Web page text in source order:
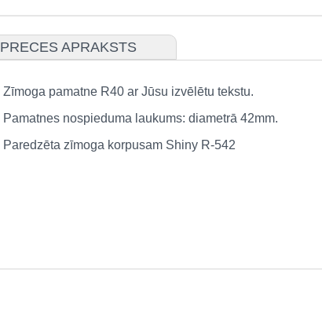
PRECES APRAKSTS
Zīmoga pamatne R40 ar Jūsu izvēlētu tekstu.
Pamatnes nospieduma laukums: diametrā 42mm.
Paredzēta zīmoga korpusam Shiny R-542